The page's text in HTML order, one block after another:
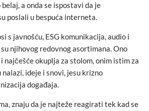
a onda se ispostavi da je
poslali u bespuća interneta.
s javnošću, ESG komunikacija, audio i
njihovog redovnog asortimana. Ono
najčešće okuplja za stolom, onim istim za
ideje i snovi, jesu krizno
događaja.
znaju da je najteže reagirati tek kad se